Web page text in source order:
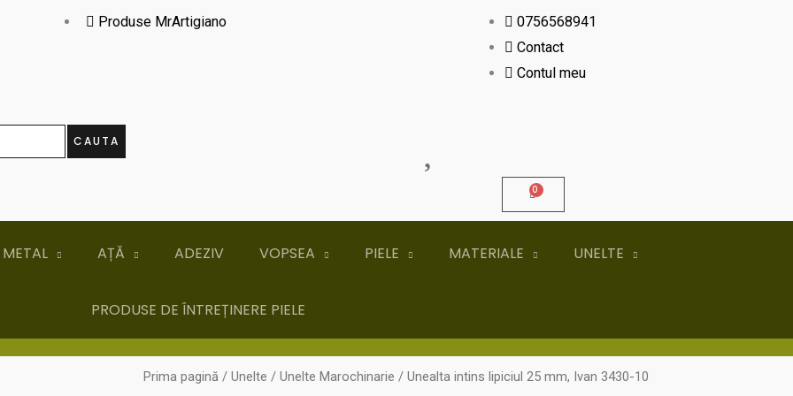
Produse MrArtigiano
0756568941
Contact
Contul meu
CAUTA
AȚĂ ADEZIV VOPSEA PIELE MATERIALE UNELTE
PRODUSE DE ÎNTREȚINERE PIELE
Prima pagină / Unelte / Unelte Marochinarie / Unealta intins lipiciul 25 mm, Ivan 3430-10